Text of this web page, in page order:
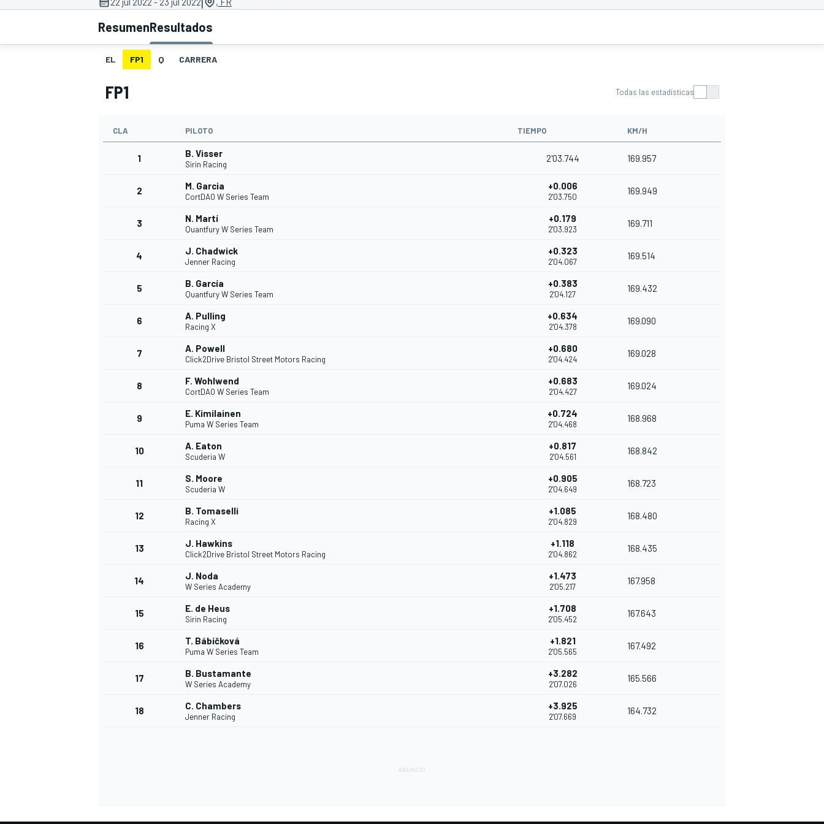
INDYCAR
FÓRMULA E
ResumenResultados
EL FP1 Q CARRERA
FP1 Todas las estadísticas
CLA PILOTO TIEMPO KM/H
1 B. Visser
Sirin Racing
2'03.744 169.957
2 M. Garcia
CortDAO W Series Team
+0.006
2'03.750
169.949
3 N. Martí
Quantfury W Series Team
+0.179
2'03.923
169.711
4 J. Chadwick
Jenner Racing
+0.323
2'04.067
169.514
5 B. García
Quantfury W Series Team
+0.383
2'04.127
169.432
6 A. Pulling
Racing X
+0.634
2'04.378
169.090
7 A. Powell
Click2Drive Bristol Street Motors Racing
+0.680
2'04.424
169.028
8 F. Wohlwend
CortDAO W Series Team
+0.683
2'04.427
169.024
9 E. Kimilainen
Puma W Series Team
+0.724
2'04.468
168.968
10 A. Eaton
Scuderia W
+0.817
2'04.561
168.842
11 S. Moore
Scuderia W
+0.905
2'04.649
168.723
12 B. Tomaselli
Racing X
+1.085
2'04.829
168.480
13 J. Hawkins
Click2Drive Bristol Street Motors Racing
+1.118
2'04.862
168.435
14 J. Noda
W Series Academy
+1.473
2'05.217
167.958
15 E. de Heus
Sirin Racing
+1.708
2'05.452
167.643
16 T. Bábíčková
Puma W Series Team
+1.821
2'05.565
167.492
17 B. Bustamante
W Series Academy
+3.282
2'07.026
165.566
18 C. Chambers
Jenner Racing
+3.925
2'07.669
164.732